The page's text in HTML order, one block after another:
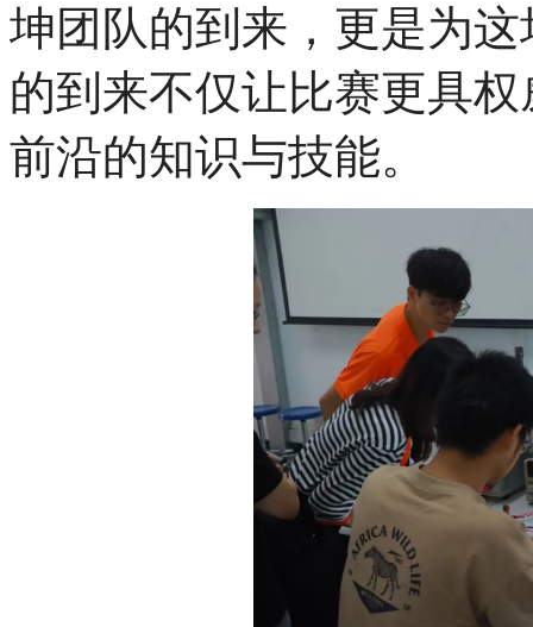
坤团队的到来，更是为
的到来不仅让比赛更具
前沿的知识与技能。